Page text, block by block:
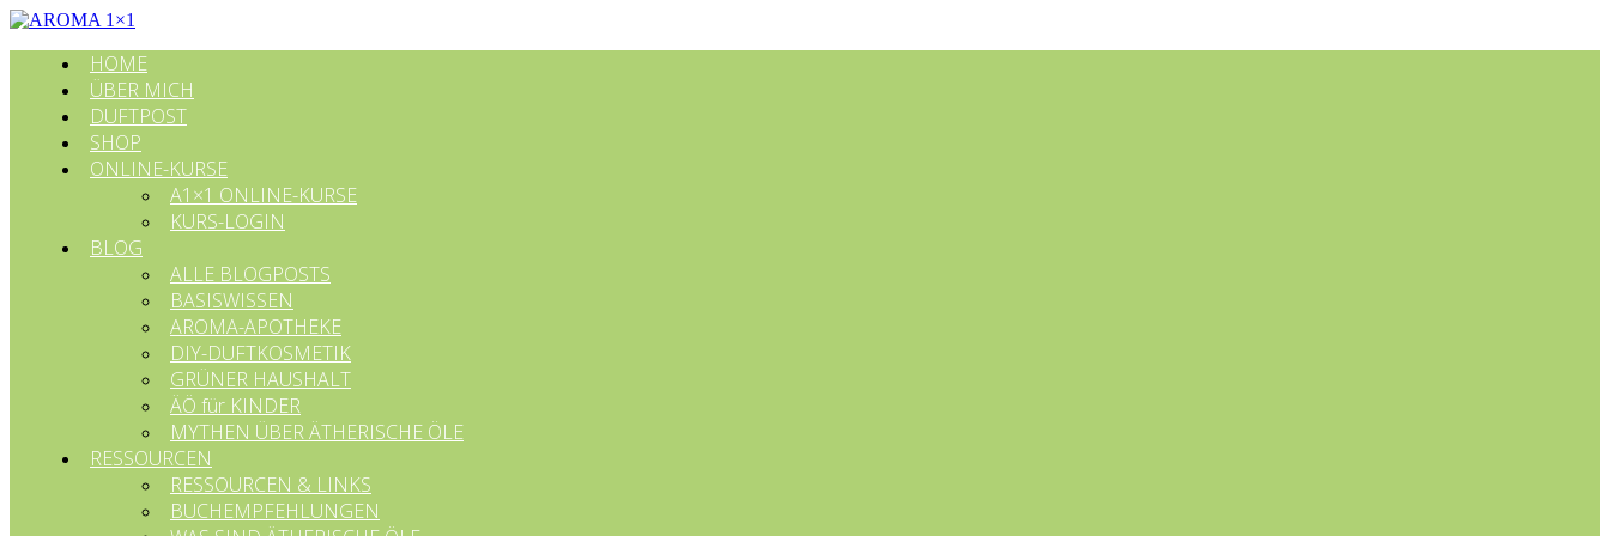
HOME
ÜBER MICH
DUFTPOST
SHOP
ONLINE-KURSE
A1×1 ONLINE-KURSE
KURS-LOGIN
BLOG
ALLE BLOGPOSTS
BASISWISSEN
AROMA-APOTHEKE
DIY-DUFTKOSMETIK
GRÜNER HAUSHALT
ÄÖ für KINDER
MYTHEN ÜBER ÄTHERISCHE ÖLE
RESSOURCEN
RESSOURCEN & LINKS
BUCHEMPFEHLUNGEN